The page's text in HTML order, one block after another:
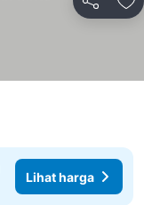
Bagikan
Lihat harga